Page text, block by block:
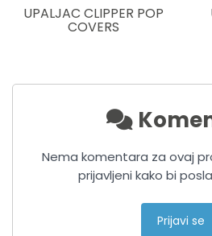
UPALJAC CLIPPER POP
COVERS
Nema komentara za ovaj
prijavljeni kako bi
Prijavi se